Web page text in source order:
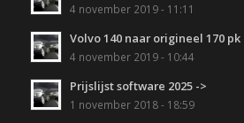
4 november 2019 - 11:11
Volvo 140 naar origineel 170 pk
4 november 2019 - 10:44
Prijslijst software 2025 ->
1 november 2018 - 18:59